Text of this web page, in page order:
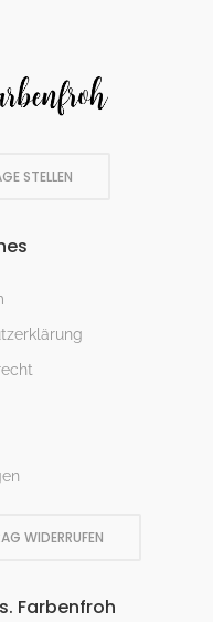
STELLEN
WIDERRUFEN
Farbenfroh